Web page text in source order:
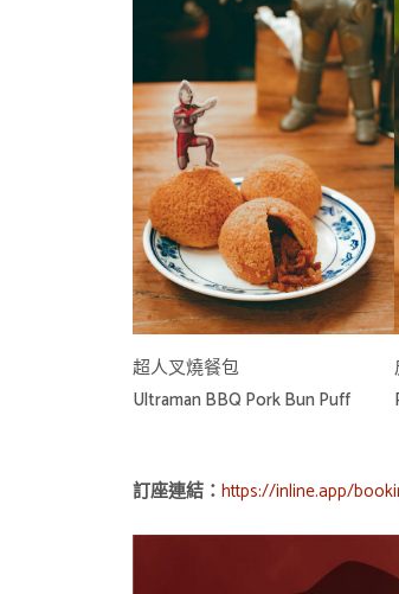
超人叉燒餐包
Ultraman BBQ Pork Bun Puff
訂座連結： https://inline.app/